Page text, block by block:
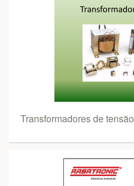
Transformadores de tensão